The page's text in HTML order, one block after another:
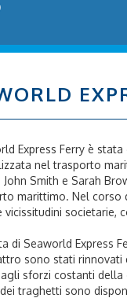
Express Ferry è
nel trasporto
Smith e Sarah
marittimo. Nel corso
vicissitudini societarie,
di Seaworld Express
sono stati rinnovati
sforzi costanti
traghetti sono